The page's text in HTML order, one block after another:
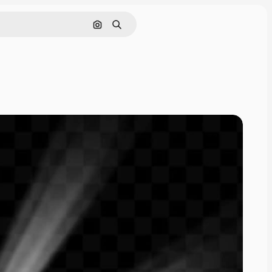
Cerca per immagine
Ricerca